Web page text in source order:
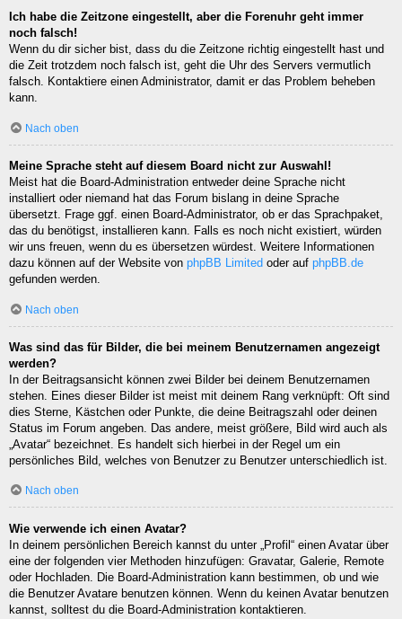
Ich habe die Zeitzone eingestellt, aber die Forenuhr geht immer
noch falsch!
Wenn du dir sicher bist, dass du die Zeitzone richtig eingestellt hast und
die Zeit trotzdem noch falsch ist, geht die Uhr des Servers vermutlich
falsch. Kontaktiere einen Administrator, damit er das Problem beheben
kann.
Nach oben
Meine Sprache steht auf diesem Board nicht zur Auswahl!
Meist hat die Board-Administration entweder deine Sprache nicht
installiert oder niemand hat das Forum bislang in deine Sprache
übersetzt. Frage ggf. einen Board-Administrator, ob er das Sprachpaket,
das du benötigst, installieren kann. Falls es noch nicht existiert, würden
wir uns freuen, wenn du es übersetzen würdest. Weitere Informationen
dazu können auf der Website von phpBB Limited oder auf phpBB.de
gefunden werden.
Nach oben
Was sind das für Bilder, die bei meinem Benutzernamen angezeigt
werden?
In der Beitragsansicht können zwei Bilder bei deinem Benutzernamen
stehen. Eines dieser Bilder ist meist mit deinem Rang verknüpft: Oft sind
dies Sterne, Kästchen oder Punkte, die deine Beitragszahl oder deinen
Status im Forum angeben. Das andere, meist größere, Bild wird auch als
„Avatar“ bezeichnet. Es handelt sich hierbei in der Regel um ein
persönliches Bild, welches von Benutzer zu Benutzer unterschiedlich ist.
Nach oben
Wie verwende ich einen Avatar?
In deinem persönlichen Bereich kannst du unter „Profil“ einen Avatar über
eine der folgenden vier Methoden hinzufügen: Gravatar, Galerie, Remote
oder Hochladen. Die Board-Administration kann bestimmen, ob und wie
die Benutzer Avatare benutzen können. Wenn du keinen Avatar benutzen
kannst, solltest du die Board-Administration kontaktieren.